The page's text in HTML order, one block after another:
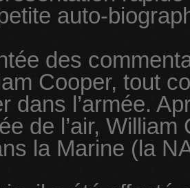
auto-
des
Cooper, tout
dans l’armée.
de l’air,
la Marine (la